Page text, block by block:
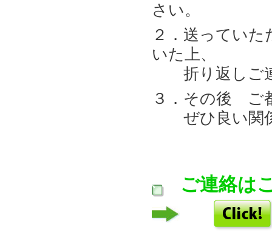
さい。
２．送ってい
いた上、
折り返しご連
３．その後 ご
ぜひ良い関係
ご連絡は